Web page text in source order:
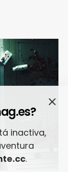
inactiva,
.